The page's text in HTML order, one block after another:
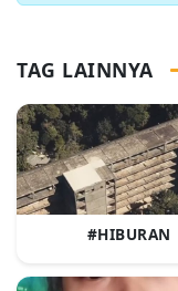
TAG LAINNYA
#HIBURAN